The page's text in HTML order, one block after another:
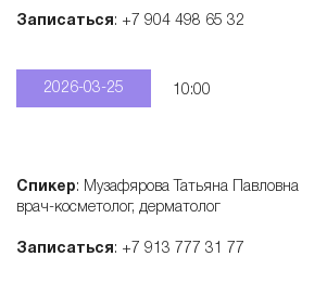
Записаться: +7 904 498 65 32
2026-03-25 10:00
Спикер: Музафярова Татьяна Павловна
врач-косметолог, дерматолог
Записаться: +7 913 777 31 77